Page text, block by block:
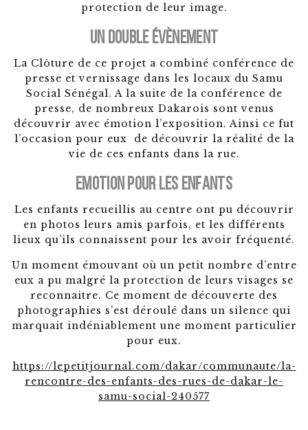
protection de leur image.
Un double évènement
La Clôture de ce projet a combiné conférence de
presse et vernissage dans les locaux du Samu
Social Sénégal. A la suite de la conférence de
presse, de nombreux Dakarois sont venus
découvrir avec émotion l’exposition. Ainsi ce fut
l’occasion pour eux de découvrir la réalité de la
vie de ces enfants dans la rue.
Emotion pour les enfants
Les enfants recueillis au centre ont pu découvrir
en photos leurs amis parfois, et les différents
lieux qu’ils connaissent pour les avoir fréquenté.
Un moment émouvant où un petit nombre d’entre
eux a pu malgré la protection de leurs visages se
reconnaitre. Ce moment de découverte des
photographies s’est déroulé dans un silence qui
marquait indéniablement une moment particulier
pour eux.
https://lepetitjournal.com/dakar/communaute/la-
rencontre-des-enfants-des-rues-de-dakar-le-
samu-social-240577